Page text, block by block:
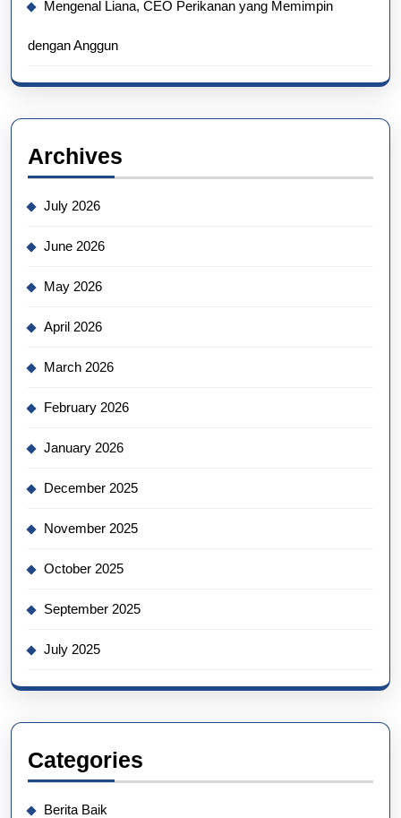
Mengenal Liana, CEO Perikanan yang Memimpin
dengan Anggun
Archives
July 2026
June 2026
May 2026
April 2026
March 2026
February 2026
January 2026
December 2025
November 2025
October 2025
September 2025
July 2025
Categories
Berita Baik